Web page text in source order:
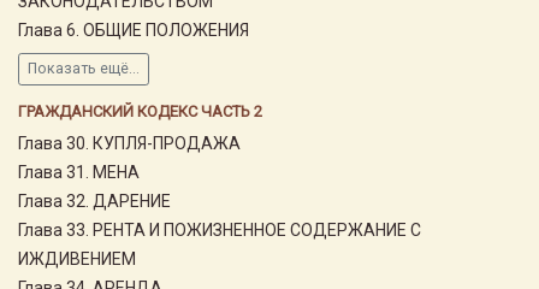
Глава 6. ОБЩИЕ ПОЛОЖЕНИЯ
Показать ещё...
ГРАЖДАНСКИЙ КОДЕКС ЧАСТЬ 2
Глава 30. КУПЛЯ-ПРОДАЖА
Глава 31. МЕНА
Глава 32. ДАРЕНИЕ
Глава 33. РЕНТА И ПОЖИЗНЕННОЕ СОДЕРЖАНИЕ С
ИЖДИВЕНИЕМ